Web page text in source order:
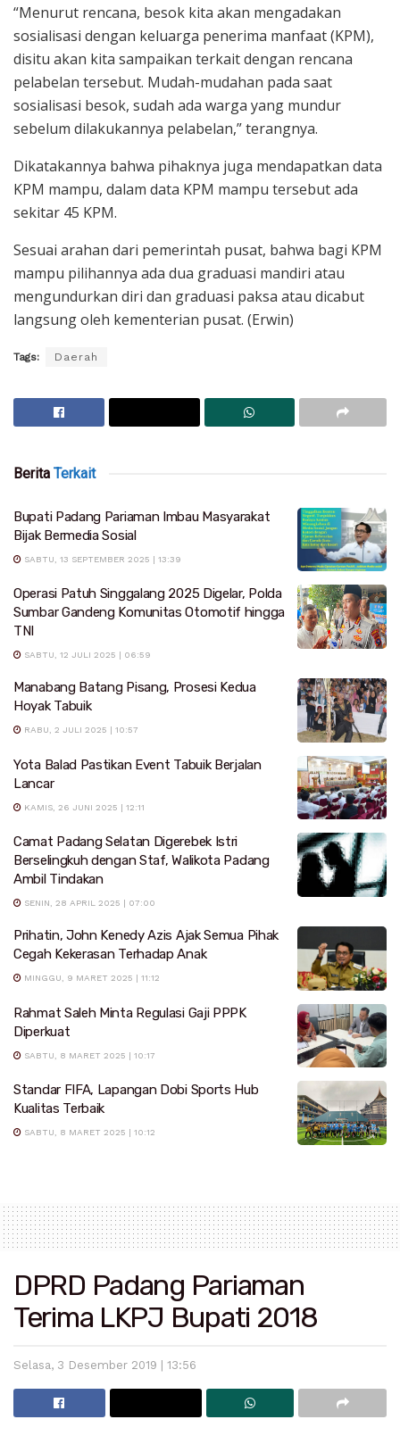
“Menurut rencana, besok kita akan mengadakan
sosialisasi dengan keluarga penerima manfaat (KPM),
disitu akan kita sampaikan terkait dengan rencana
pelabelan tersebut. Mudah-mudahan pada saat
sosialisasi besok, sudah ada warga yang mundur
sebelum dilakukannya pelabelan,” terangnya.
Dikatakannya bahwa pihaknya juga mendapatkan data
KPM mampu, dalam data KPM mampu tersebut ada
sekitar 45 KPM.
Sesuai arahan dari pemerintah pusat, bahwa bagi KPM
mampu pilihannya ada dua graduasi mandiri atau
mengundurkan diri dan graduasi paksa atau dicabut
langsung oleh kementerian pusat. (Erwin)
Tags: Daerah
Berita Terkait
Bupati Padang Pariaman Imbau Masyarakat
Bijak Bermedia Sosial
SABTU, 13 SEPTEMBER 2025 | 13:39
Operasi Patuh Singgalang 2025 Digelar, Polda
Sumbar Gandeng Komunitas Otomotif hingga
TNI
SABTU, 12 JULI 2025 | 06:59
Manabang Batang Pisang, Prosesi Kedua
Hoyak Tabuik
RABU, 2 JULI 2025 | 10:57
Yota Balad Pastikan Event Tabuik Berjalan
Lancar
KAMIS, 26 JUNI 2025 | 12:11
Camat Padang Selatan Digerebek Istri
Berselingkuh dengan Staf, Walikota Padang
Ambil Tindakan
SENIN, 28 APRIL 2025 | 07:00
Prihatin, John Kenedy Azis Ajak Semua Pihak
Cegah Kekerasan Terhadap Anak
MINGGU, 9 MARET 2025 | 11:12
Rahmat Saleh Minta Regulasi Gaji PPPK
Diperkuat
SABTU, 8 MARET 2025 | 10:17
Standar FIFA, Lapangan Dobi Sports Hub
Kualitas Terbaik
SABTU, 8 MARET 2025 | 10:12
DPRD Padang Pariaman
Terima LKPJ Bupati 2018
Selasa, 3 Desember 2019 | 13:56